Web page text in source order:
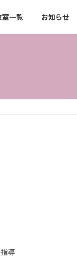
室一覧 お知らせ
導